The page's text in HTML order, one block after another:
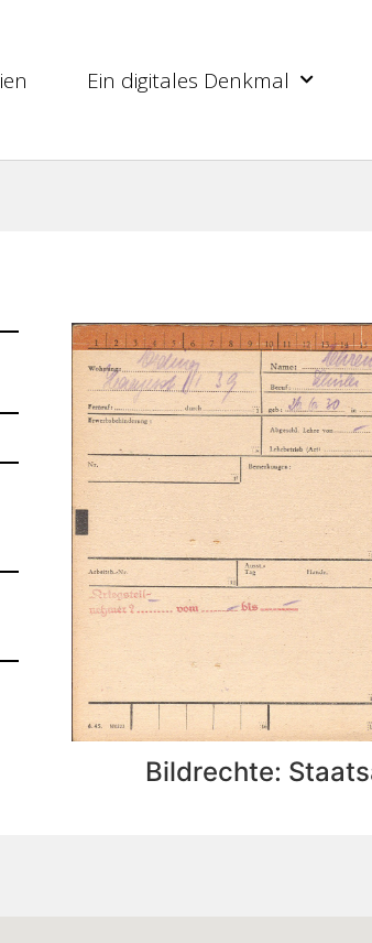
Ein digitales Denkmal
Bildrechte: